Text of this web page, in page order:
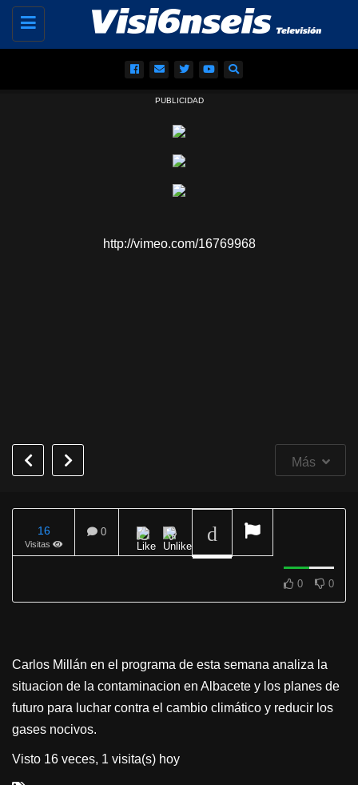
Toggle
navigation
PUBLICIDAD
http://vimeo.com/16769968
Más
16
Visitas
0
0 0
Carlos Millán en el programa de esta semana analiza la
situacion de la contaminacion en Albacete y los planes de
futuro para luchar contra el cambio climático y reducir los
gases nocivos.
Visto 16 veces, 1 visita(s) hoy